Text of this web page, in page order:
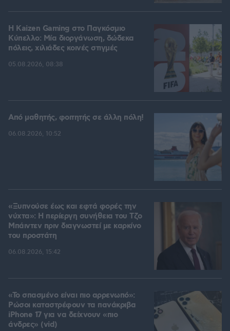
H Kaizen Gaming στο Παγκόσμιο
Kύπελλο: Μία διοργάνωση, δώδεκα
πόλεις, χιλιάδες κοινές στιγμές
05.08.2026, 08:38
Από μαθητής, φοιτητής σε άλλη πόλη!
06.08.2026, 10:52
«Ξυπνούσε έως και εφτά φορές την
νύχτα»: Η περίεργη συνήθεια του Τζο
Μπάιντεν πριν διαγνωστεί με καρκίνο
του προστάτη
06.08.2026, 15:42
«Το σπασμένο είναι πιο αρρενωπό»:
Ρώσοι καταστρέφουν τα πανάκριβα
iPhone 17 για να δείχνουν «πιο
άνδρες» (vid)